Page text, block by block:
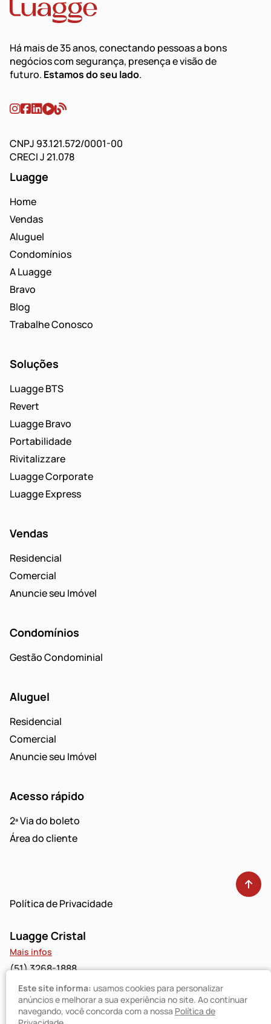
Há mais de 35 anos, conectando pessoas a bons
negócios com segurança, presença e visão de
futuro. Estamos do seu lado.
CNPJ 93.121.572/0001-00
CRECI J 21.078
Luagge
Home
Vendas
Aluguel
Condomínios
A Luagge
Bravo
Blog
Trabalhe Conosco
Soluções
Luagge BTS
Revert
Luagge Bravo
Portabilidade
Rivitalizzare
Luagge Corporate
Luagge Express
Vendas
Residencial
Comercial
Anuncie seu Imóvel
Condomínios
Gestão Condominial
Aluguel
Residencial
Comercial
Anuncie seu Imóvel
Acesso rápido
2ª Via do boleto
Área do cliente
Política de Privacidade
Luagge Cristal
Mais infos
(51) 3268-1888
Luagge Bravo
Mais infos
Este site informa: usamos cookies para personalizar
anúncios e melhorar a sua experiência no site. Ao continuar
navegando, você concorda com a nossa Política de